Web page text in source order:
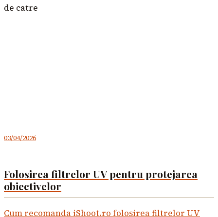
de catre
03/04/2026
Folosirea filtrelor UV pentru protejarea
obiectivelor
Cum recomanda iShoot.ro folosirea filtrelor UV